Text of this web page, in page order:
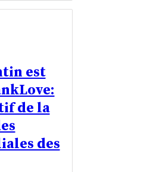
est
de la
des